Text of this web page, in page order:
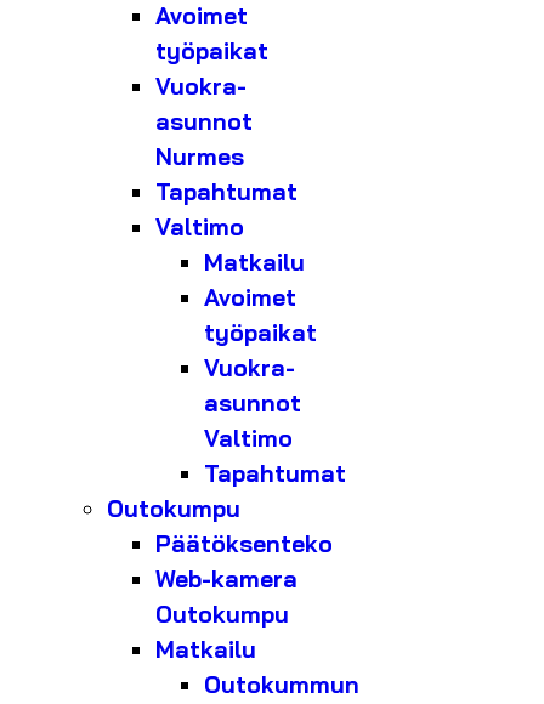
Avoimet
työpaikat
Vuokra-
asunnot
Nurmes
Tapahtumat
Valtimo
Matkailu
Avoimet
työpaikat
Vuokra-
asunnot
Valtimo
Tapahtumat
Outokumpu
Päätöksenteko
Web-kamera
Outokumpu
Matkailu
Outokummun